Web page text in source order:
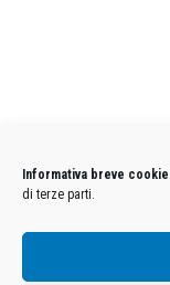
Informativa breve cookie
di terze parti.